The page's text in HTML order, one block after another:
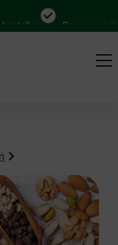
Bequem